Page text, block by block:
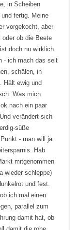
in Scheiben
fertig. Meine
vorgekocht, aber
ob die Beete
doch nu wirklich
- ich mach das seit
schälen, in
Hält ewig und
Was mich
nach ein paar
verändert sich
süße
- man will ja
Hab
mitgenommen
wieder schleppe)
und fest.
ich mal einen
parallel zum
damit hat, ob